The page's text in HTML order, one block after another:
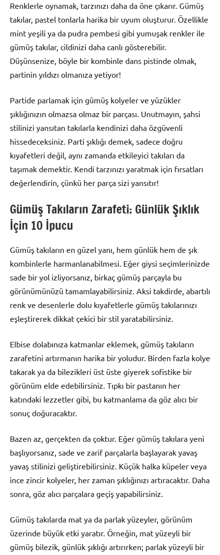
Renklerle oynamak, tarzınızı daha da öne çıkarır. Gümüş
takılar, pastel tonlarla harika bir uyum oluşturur. Özellikle
mint yeşili ya da pudra pembesi gibi yumuşak renkler ile
gümüş takılar, cildinizi daha canlı gösterebilir.
Düşünsenize, böyle bir kombinle dans pistinde olmak,
partinin yıldızı olmanıza yetiyor!
Partide parlamak için gümüş kolyeler ve yüzükler
şıklığınızın olmazsa olmaz bir parçası. Unutmayın, şahsi
stilinizi yansıtan takılarla kendinizi daha özgüvenli
hissedeceksiniz. Parti şıklığı demek, sadece doğru
kıyafetleri değil, aynı zamanda etkileyici takıları da
taşımak demektir. Kendi tarzınızı yaratmak için fırsatları
değerlendirin, çünkü her parça sizi yansıtır!
Gümüş Takıların Zarafeti: Günlük Şıklık
İçin 10 İpucu
Gümüş takıların en güzel yanı, hem günlük hem de şık
kombinlerle harmanlanabilmesi. Eğer giysi seçimlerinizde
sade bir yol izliyorsanız, birkaç gümüş parçayla bu
görünümünüzü tamamlayabilirsiniz. Aksi takdirde, abartılı
renk ve desenlerle dolu kıyafetlerle gümüş takılarınızı
eşleştirerek dikkat çekici bir stil yaratabilirsiniz.
Elbise dolabınıza katmanlar eklemek, gümüş takıların
zarafetini artırmanın harika bir yoludur. Birden fazla kolye
takarak ya da bilezikleri üst üste giyerek sofistike bir
görünüm elde edebilirsiniz. Tıpkı bir pastanın her
katındaki lezzetler gibi, bu katmanlama da göz alıcı bir
sonuç doğuracaktır.
Bazen az, gerçekten da çoktur. Eğer gümüş takılara yeni
başlıyorsanız, sade ve zarif parçalarla başlayarak yavaş
yavaş stilinizi geliştirebilirsiniz. Küçük halka küpeler veya
ince zincir kolyeler, her zaman şıklığınızı artıracaktır. Daha
sonra, göz alıcı parçalara geçiş yapabilirsiniz.
Gümüş takılarda mat ya da parlak yüzeyler, görünüm
üzerinde büyük etki yaratır. Örneğin, mat yüzeyli bir
gümüş bilezik, günlük şıklığı artırırken; parlak yüzeyli bir